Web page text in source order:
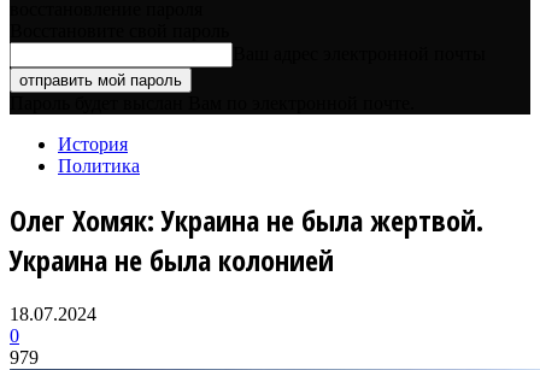
История
Политика
Олег Хомяк: Украина не была жертвой.
Украина не была колонией
18.07.2024
0
979